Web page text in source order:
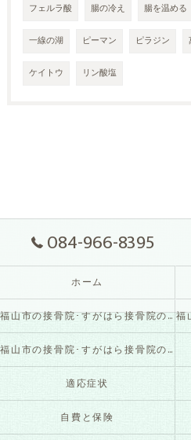
フェルラ酸 腸の冷え 腸を温める
一線の湖 ピーマン ピラジン
ケイトウ リン酸塩
084-966-8395
ホーム
福山市の接骨院･すがはら接骨院の口コミ情報
福山市の接骨院･すがはら接骨院のお客様の声
適応症状
自費と保険